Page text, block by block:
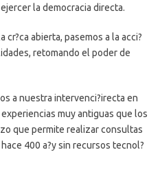
la democracia directa.
abierta, pasemos a la acci?
retomando el poder de
a nuestra intervenci?irecta en
muy antiguas que los
que permite realizar consultas
400 a?y sin recursos tecnol?